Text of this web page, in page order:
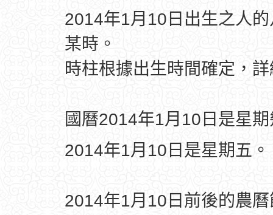
2014年1月10日出生之人
某時。
時柱根據出生時間確定，
國曆2014年1月10日是星
2014年1月10日是星期五。
2014年1月10日前後的農